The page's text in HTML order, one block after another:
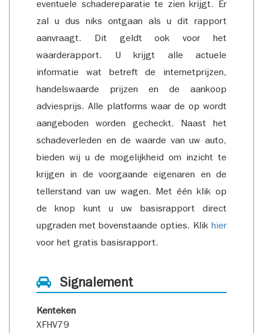
eventuele schadereparatie te zien krijgt. Er
zal u dus niks ontgaan als u dit rapport
aanvraagt. Dit geldt ook voor het
waarderapport. U krijgt alle actuele
informatie wat betreft de internetprijzen,
handelswaarde prijzen en de aankoop
adviesprijs. Alle platforms waar de op wordt
aangeboden worden gecheckt. Naast het
schadeverleden en de waarde van uw auto,
bieden wij u de mogelijkheid om inzicht te
krijgen in de voorgaande eigenaren en de
tellerstand van uw wagen. Met één klik op
de knop kunt u uw basisrapport direct
upgraden met bovenstaande opties. Klik hier
voor het gratis basisrapport.
Signalement
Kenteken
XFHV79